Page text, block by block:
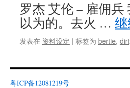
罗杰 艾伦 – 雇佣
以为的。去火 …
发表在 资料设定 | 标签为 bertie,
粤ICP备12081219号